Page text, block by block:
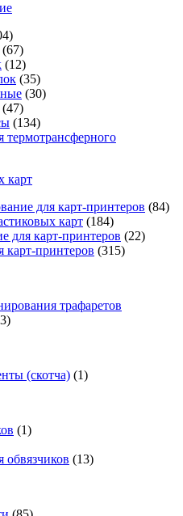
(67)
(12)
(35)
(30)
(47)
(134)
термотрансферного
карт
для карт-принтеров (84)
карт (184)
для карт-принтеров (22)
карт-принтеров (315)
трафаретов
(скотча) (1)
(1)
обвязчиков (13)